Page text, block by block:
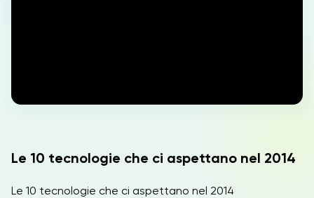
Le 10 tecnologie che ci aspettano nel 2014
Le 10 tecnologie che ci aspettano nel 2014